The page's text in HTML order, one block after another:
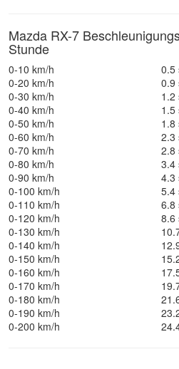
Mazda RX-7
Stunde
0-10 km/h
0.5
0-20 km/h
0.9
0-30 km/h
1.2
0-40 km/h
1.5
0-50 km/h
1.8
0-60 km/h
2.3
0-70 km/h
2.8
0-80 km/h
3.4
0-90 km/h
4.3
0-100 km/h
5.4
0-110 km/h
6.8
0-120 km/h
8.6
0-130 km/h
0-140 km/h
0-150 km/h
0-160 km/h
0-170 km/h
0-180 km/h
0-190 km/h
0-200 km/h